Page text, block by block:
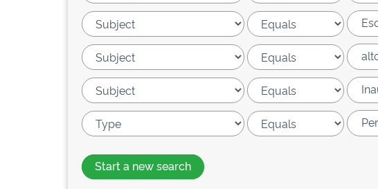
Start a new search